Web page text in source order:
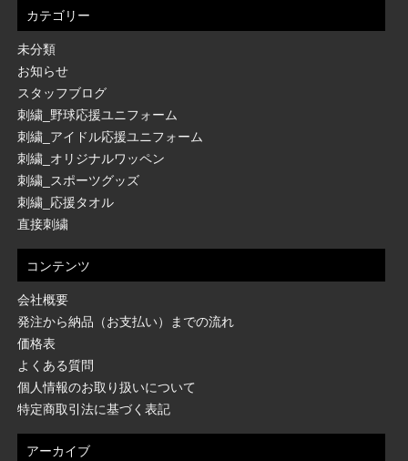
カテゴリー
未分類
お知らせ
スタッフブログ
刺繍_野球応援ユニフォーム
刺繍_アイドル応援ユニフォーム
刺繍_オリジナルワッペン
刺繍_スポーツグッズ
刺繍_応援タオル
直接刺繍
コンテンツ
会社概要
発注から納品（お支払い）までの流れ
価格表
よくある質問
個人情報のお取り扱いについて
特定商取引法に基づく表記
アーカイブ